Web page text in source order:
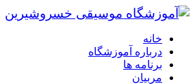
خانه
درباره آموزشگاه
برنامه ها
مربیان